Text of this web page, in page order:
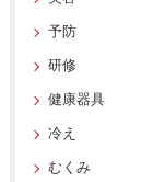
予防
研修
健康器具
冷え
むくみ